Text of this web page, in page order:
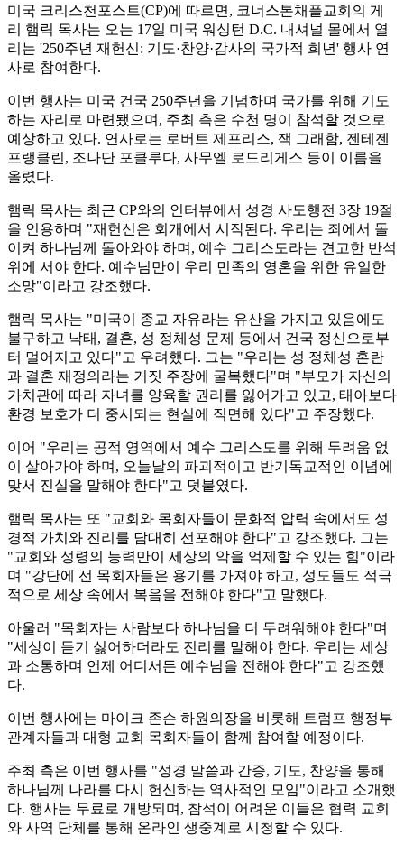
미국 크리스천포스트(CP)에 따르면, 코너스톤채플교회의 게
리 햄릭 목사는 오는 17일 미국 워싱턴 D.C. 내셔널 몰에서 열
리는 '250주년 재헌신: 기도·찬양·감사의 국가적 희년' 행사 연
사로 참여한다.
이번 행사는 미국 건국 250주년을 기념하며 국가를 위해 기도
하는 자리로 마련됐으며, 주최 측은 수천 명이 참석할 것으로
예상하고 있다. 연사로는 로버트 제프리스, 잭 그래함, 젠테젠
프랭클린, 조나단 포클루다, 사무엘 로드리게스 등이 이름을
올렸다.
햄릭 목사는 최근 CP와의 인터뷰에서 성경 사도행전 3장 19절
을 인용하며 "재헌신은 회개에서 시작된다. 우리는 죄에서 돌
이켜 하나님께 돌아와야 하며, 예수 그리스도라는 견고한 반석
위에 서야 한다. 예수님만이 우리 민족의 영혼을 위한 유일한
소망"이라고 강조했다.
햄릭 목사는 "미국이 종교 자유라는 유산을 가지고 있음에도
불구하고 낙태, 결혼, 성 정체성 문제 등에서 건국 정신으로부
터 멀어지고 있다"고 우려했다. 그는 "우리는 성 정체성 혼란
과 결혼 재정의라는 거짓 주장에 굴복했다"며 "부모가 자신의
가치관에 따라 자녀를 양육할 권리를 잃어가고 있고, 태아보다
환경 보호가 더 중시되는 현실에 직면해 있다"고 주장했다.
이어 "우리는 공적 영역에서 예수 그리스도를 위해 두려움 없
이 살아가야 하며, 오늘날의 파괴적이고 반기독교적인 이념에
맞서 진실을 말해야 한다"고 덧붙였다.
햄릭 목사는 또 "교회와 목회자들이 문화적 압력 속에서도 성
경적 가치와 진리를 담대히 선포해야 한다"고 강조했다. 그는
"교회와 성령의 능력만이 세상의 악을 억제할 수 있는 힘"이라
며 "강단에 선 목회자들은 용기를 가져야 하고, 성도들도 적극
적으로 세상 속에서 복음을 전해야 한다"고 말했다.
아울러 "목회자는 사람보다 하나님을 더 두려워해야 한다"며
"세상이 듣기 싫어하더라도 진리를 말해야 한다. 우리는 세상
과 소통하며 언제 어디서든 예수님을 전해야 한다"고 강조했
다.
이번 행사에는 마이크 존슨 하원의장을 비롯해 트럼프 행정부
관계자들과 대형 교회 목회자들이 함께 참여할 예정이다.
주최 측은 이번 행사를 "성경 말씀과 간증, 기도, 찬양을 통해
하나님께 나라를 다시 헌신하는 역사적인 모임"이라고 소개했
다. 행사는 무료로 개방되며, 참석이 어려운 이들은 협력 교회
와 사역 단체를 통해 온라인 생중계로 시청할 수 있다.